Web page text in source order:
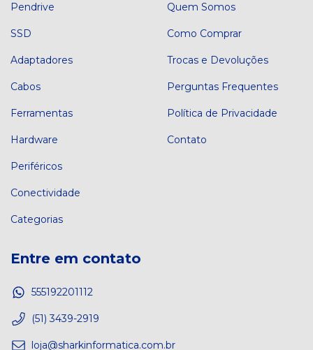
Pendrive
SSD
Adaptadores
Cabos
Ferramentas
Hardware
Periféricos
Conectividade
Categorias
Quem Somos
Como Comprar
Trocas e Devoluções
Perguntas Frequentes
Política de Privacidade
Contato
Entre em contato
555192201112
(51) 3439-2919
loja@sharkinformatica.com.br